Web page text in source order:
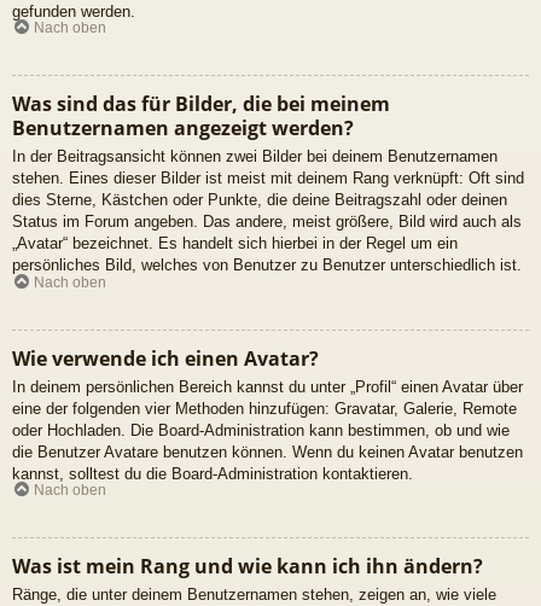
gefunden werden.
Nach oben
Was sind das für Bilder, die bei meinem
Benutzernamen angezeigt werden?
In der Beitragsansicht können zwei Bilder bei deinem Benutzernamen
stehen. Eines dieser Bilder ist meist mit deinem Rang verknüpft: Oft sind
dies Sterne, Kästchen oder Punkte, die deine Beitragszahl oder deinen
Status im Forum angeben. Das andere, meist größere, Bild wird auch als
„Avatar“ bezeichnet. Es handelt sich hierbei in der Regel um ein
persönliches Bild, welches von Benutzer zu Benutzer unterschiedlich ist.
Nach oben
Wie verwende ich einen Avatar?
In deinem persönlichen Bereich kannst du unter „Profil“ einen Avatar über
eine der folgenden vier Methoden hinzufügen: Gravatar, Galerie, Remote
oder Hochladen. Die Board-Administration kann bestimmen, ob und wie
die Benutzer Avatare benutzen können. Wenn du keinen Avatar benutzen
kannst, solltest du die Board-Administration kontaktieren.
Nach oben
Was ist mein Rang und wie kann ich ihn ändern?
Ränge, die unter deinem Benutzernamen stehen, zeigen an, wie viele